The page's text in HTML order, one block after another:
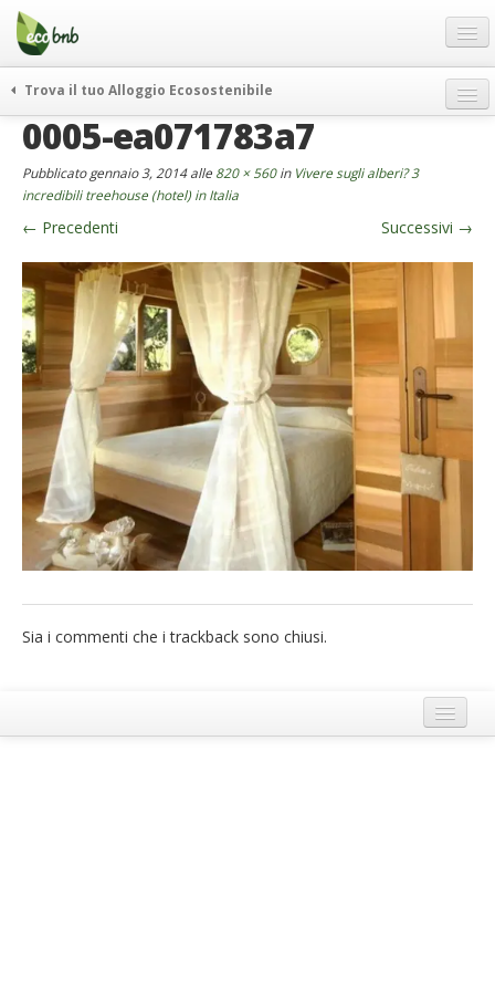
Menu
Salta
contenuto
Offerte Speciali
Regali
FAQ
Chi Siamo
Partner
Contatti
Italiano
German
English
Spanish
French
Italiano
Trova il tuo Alloggio Ecosostenibile
weekend green
curiosità
vivere e viaggiare verde
news ed eventi
ecohotel
rassegna stampa
0005-ea071783a7
Pubblicatogennaio 3, 2014alle 820 × 560in Vivere sugli alberi? 3
incredibili treehouse (hotel) in Italia
← Precedenti Successivi →
Sia i commenti che i trackback sono chiusi.